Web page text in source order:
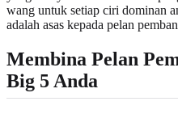
wang untuk setiap ciri dominan
adalah asas kepada pelan
Membina Pelan
Big 5 Anda